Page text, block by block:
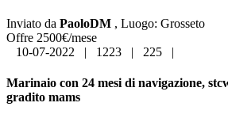
Inviato da PaoloDM , Luogo: Grosseto
Offre 2500€/mese
10-07-2022
| 1223 | 225 |
Marinaio con 24 mesi di navigazione,
gradito mams